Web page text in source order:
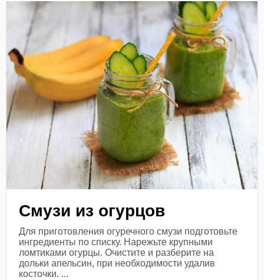
Смузи из огурцов
Для приготовления огуречного смузи подготовьте
ингредиенты по списку. Нарежьте крупными
ломтиками огурцы. Очистите и разберите на
дольки апельсин, при необходимости удалив
косточки. ...